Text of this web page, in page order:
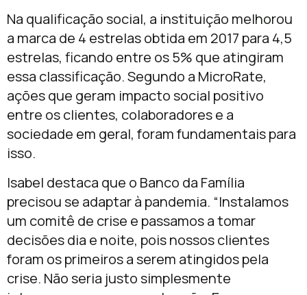
Na qualificação social, a instituição melhorou
a marca de 4 estrelas obtida em 2017 para 4,5
estrelas, ficando entre os 5% que atingiram
essa classificação. Segundo a MicroRate,
ações que geram impacto social positivo
entre os clientes, colaboradores e a
sociedade em geral, foram fundamentais para
isso.
Isabel destaca que o Banco da Família
precisou se adaptar à pandemia. “Instalamos
um comitê de crise e passamos a tomar
decisões dia e noite, pois nossos clientes
foram os primeiros a serem atingidos pela
crise. Não seria justo simplesmente